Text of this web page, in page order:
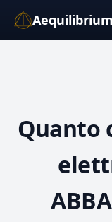
Aequilibrium
Quanto